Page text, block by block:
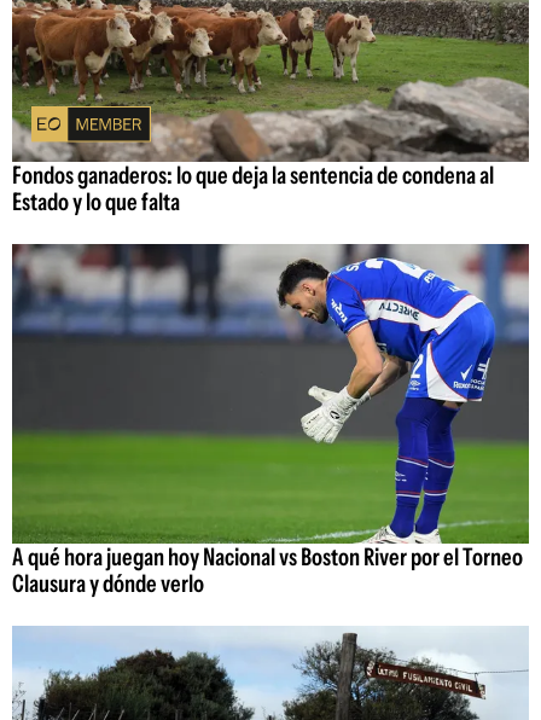
Fondos ganaderos: lo que deja la sentencia de condena al
Estado y lo que falta
A qué hora juegan hoy Nacional vs Boston River por el Torneo
Clausura y dónde verlo